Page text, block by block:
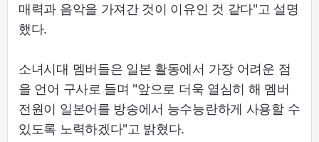
매력과 음악을 가져간 것이 이유인 것 같다"고 설명
했다.
소녀시대 멤버들은 일본 활동에서 가장 어려운 점
을 언어 구사로 들며 "앞으로 더욱 열심히 해 멤버
전원이 일본어를 방송에서 능수능란하게 사용할 수
있도록 노력하겠다"고 밝혔다.